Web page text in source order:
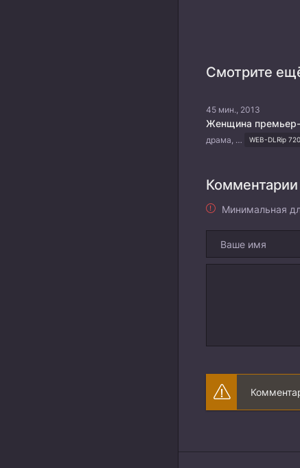
Смотрите
45 мин., 2013
драма, история, мелодрама, романтика, политика WEB-DLRip
Минимальная